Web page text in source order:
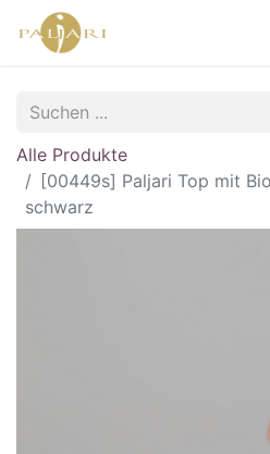
Alle Produkte
[00449s] Paljari Top mit
schwarz